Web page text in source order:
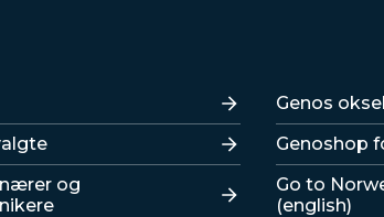
og
Genos
Genoshop
Go to
(english)